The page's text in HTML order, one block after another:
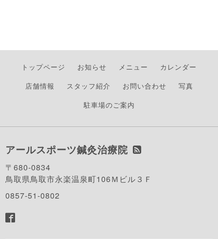
トップページ お知らせ メニュー
カレンダー
店舗情報
スタッフ紹介 お問い合わせ
写真
駐車場のご案内
アールスポーツ鍼灸治療院
〒680-0834
鳥取県鳥取市永楽温泉町106Ｍビル３Ｆ
0857-51-0802